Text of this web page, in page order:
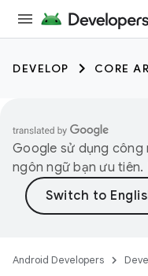
DEVELOP CORE
Google sử dụng công
ngôn ngữ bạn ưu tiên.
Android Developers